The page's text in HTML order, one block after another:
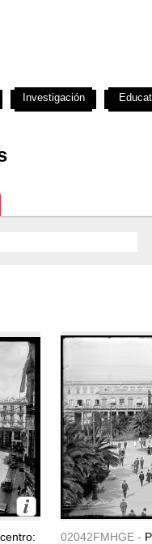
02042FMHGE -
Investigación